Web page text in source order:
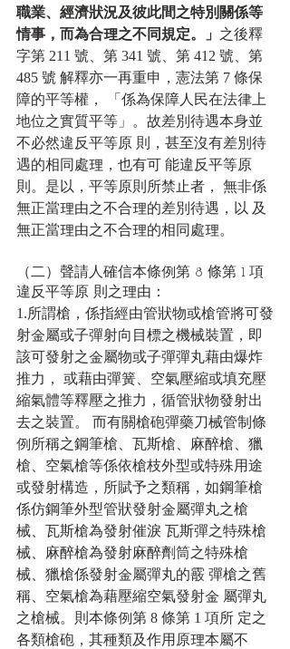
職業、經濟狀況及彼此間之特別關係等
情事，而為合理之不同規定。」 之後釋
字第 211 號、第 341 號、第 412 號、第
485 號 解釋亦一再重申，憲法第 7 條保
障的平等權， 「係為保障人民在法律上
地位之實質平等」。故差別待遇本身並
不必然違反平等原 則，甚至沒有差別待
遇的相同處理，也有可 能違反平等原
則。是以，平等原則所禁止者， 無非係
無正當理由之不合理的差別待遇，以 及
無正當理由之不合理的相同處理。
（二）聲請人確信本條例第 8 條第 1 項
違反平等原 則之理由：
1.所謂槍，係指經由管狀物或槍管將可發
射金屬或子彈射向目標之機械裝置，即
該可發射之金屬物或子彈彈丸藉由爆炸
推力， 或藉由彈簧、空氣壓縮或填充壓
縮氣體等釋壓之推力，循管狀物發射出
去之裝置。 而有關槍砲彈藥刀械管制條
例所稱之鋼筆槍、瓦斯槍、麻醉槍、獵
槍、空氣槍等係依槍枝外型或特殊用途
或發射構造，所賦予之類稱，如鋼筆槍
係仿鋼筆外型管狀發射金屬彈丸之槍
械、瓦斯槍為發射催淚 瓦斯彈之特殊槍
械、麻醉槍為發射麻醉劑筒之特殊槍
械、獵槍係發射金屬彈丸的霰 彈槍之舊
稱、空氣槍為藉壓縮空氣發射金 屬彈丸
之槍械。則本條例第 8 條第 1 項所 定之
各類槍砲，其種類及作用原理本屬不